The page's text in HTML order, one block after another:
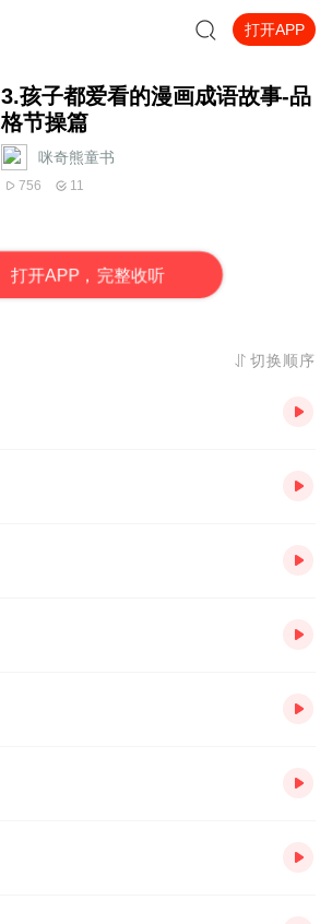
打开APP
3.孩子都爱看的漫画成语故事-品
格节操篇
咪奇熊童书
756 11
打开APP，完整收听
切换顺序